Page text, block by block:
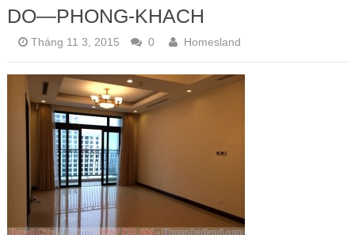
DO—PHONG-KHACH
Tháng 11 3, 2015 0 Homesland